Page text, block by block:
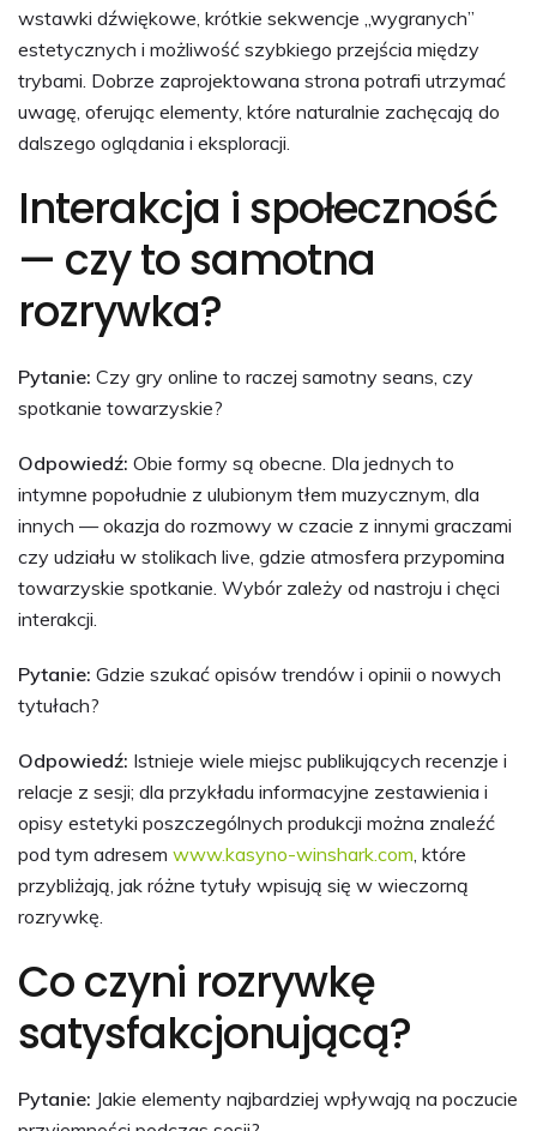
wstawki dźwiękowe, krótkie sekwencje „wygranych”
estetycznych i możliwość szybkiego przejścia między
trybami. Dobrze zaprojektowana strona potrafi utrzymać
uwagę, oferując elementy, które naturalnie zachęcają do
dalszego oglądania i eksploracji.
Interakcja i społeczność
— czy to samotna
rozrywka?
Pytanie: Czy gry online to raczej samotny seans, czy
spotkanie towarzyskie?
Odpowiedź: Obie formy są obecne. Dla jednych to
intymne popołudnie z ulubionym tłem muzycznym, dla
innych — okazja do rozmowy w czacie z innymi graczami
czy udziału w stolikach live, gdzie atmosfera przypomina
towarzyskie spotkanie. Wybór zależy od nastroju i chęci
interakcji.
Pytanie: Gdzie szukać opisów trendów i opinii o nowych
tytułach?
Odpowiedź: Istnieje wiele miejsc publikujących recenzje i
relacje z sesji; dla przykładu informacyjne zestawienia i
opisy estetyki poszczególnych produkcji można znaleźć
pod tym adresem www.kasyno-winshark.com , które
przybliżają, jak różne tytuły wpisują się w wieczorną
rozrywkę.
Co czyni rozrywkę
satysfakcjonującą?
Pytanie: Jakie elementy najbardziej wpływają na poczucie